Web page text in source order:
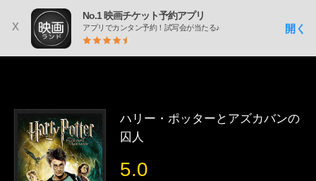
x
No.1 映画チケット予約アプリ
アプリでカンタン予約！試写会が当たる♪ 開く
ハリー・ポッターとアズカバンの
囚人
5.0